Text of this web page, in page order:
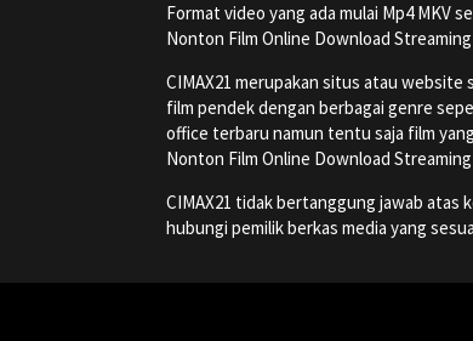
Format video yang ada mulai Mp4 MKV
Nonton Film Online Download
CIMAX21 merupakan situs atau
film pendek dengan berbagai genre
office terbaru namun tentu saja film
Nonton Film Online Download Streaming
CIMAX21 tidak bertanggung jawab atas
hubungi pemilik berkas media yang